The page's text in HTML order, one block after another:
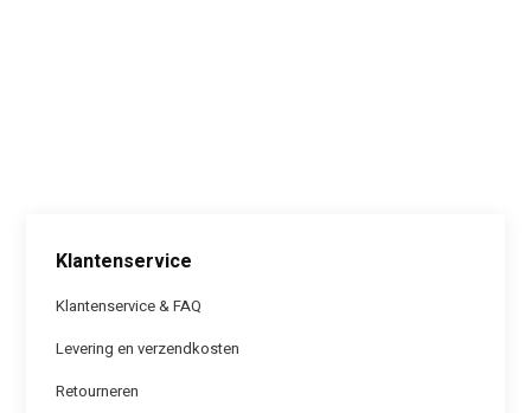
Klantenservice
Klantenservice & FAQ
Levering en verzendkosten
Retourneren